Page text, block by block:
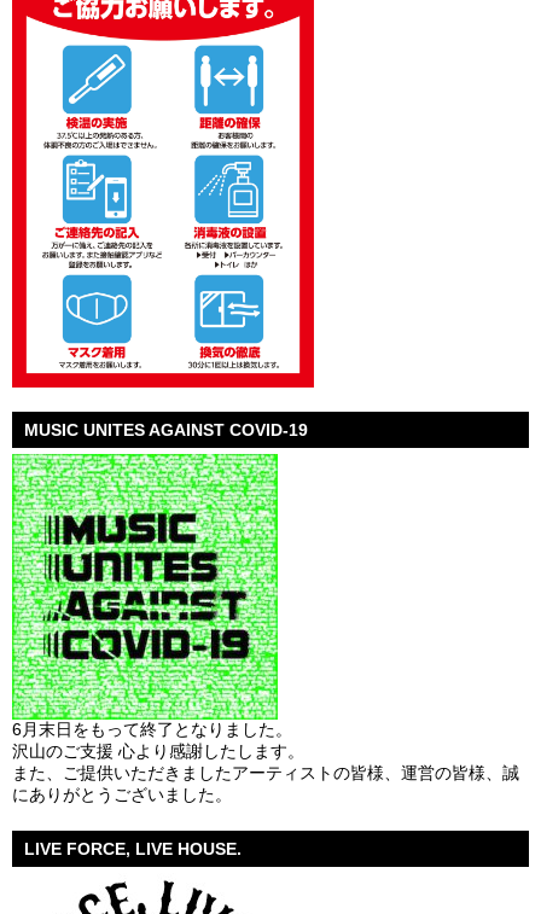
MUSIC UNITES AGAINST COVID-19
6月末日をもって終了となりました。
沢山のご支援 心より感謝したします。
また、ご提供いただきましたアーティストの皆様、運営の皆様、誠
にありがとうございました。
LIVE FORCE, LIVE HOUSE.